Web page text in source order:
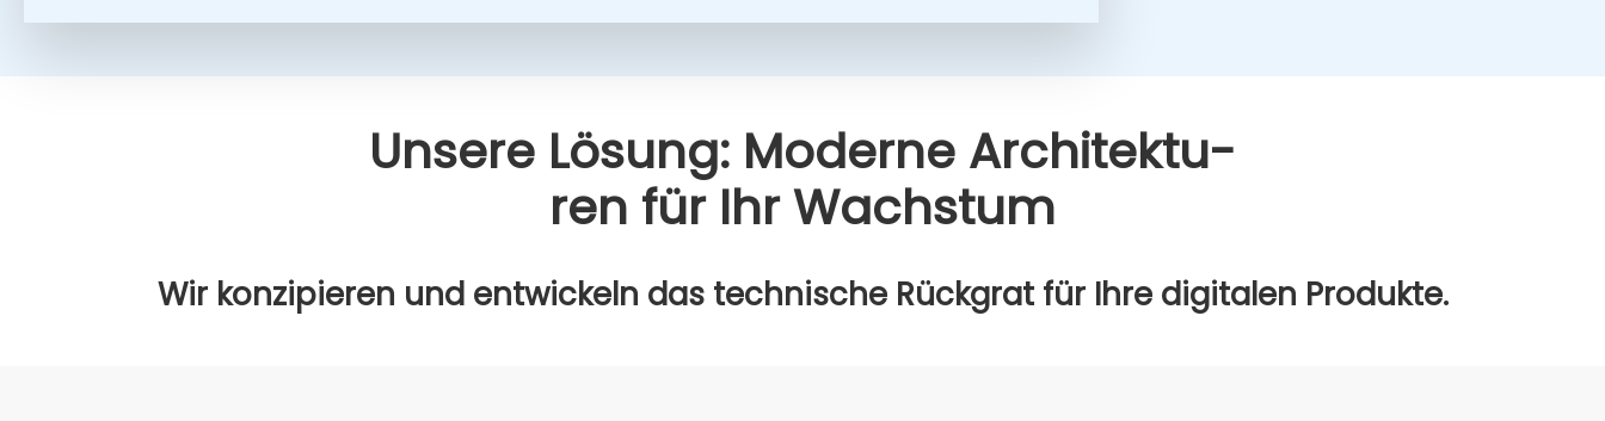
Unse­re Lösung: Moder­ne Archi­tek­tu­
ren für Ihr Wachs­tum
Wir kon­zi­pie­ren und ent­wi­ckeln das tech­ni­sche Rück­grat für Ihre digi­ta­len Pro­duk­te.